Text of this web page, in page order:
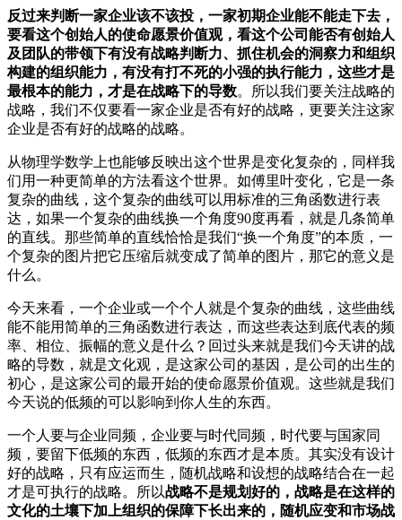
反过来判断一家企业该不该投，一家初期企业能不能走下去，
要看这个创始人的使命愿景价值观，看这个公司能否有创始人
及团队的带领下有没有战略判断力、抓住机会的洞察力和组织
构建的组织能力，有没有打不死的小强的执行能力，这些才是
最根本的能力，才是在战略下的导数。所以我们要关注战略的
战略，我们不仅要看一家企业是否有好的战略，更要关注这家
企业是否有好的战略的战略。
从物理学数学上也能够反映出这个世界是变化复杂的，同样我
们用一种更简单的方法看这个世界。如傅里叶变化，它是一条
复杂的曲线，这个复杂的曲线可以用标准的三角函数进行表
达，如果一个复杂的曲线换一个角度90度再看，就是几条简单
的直线。那些简单的直线恰恰是我们“换一个角度”的本质，一
个复杂的图片把它压缩后就变成了简单的图片，那它的意义是
什么。
今天来看，一个企业或一个个人就是个复杂的曲线，这些曲线
能不能用简单的三角函数进行表达，而这些表达到底代表的频
率、相位、振幅的意义是什么？回过头来就是我们今天讲的战
略的导数，就是文化观，是这家公司的基因，是公司的出生的
初心，是这家公司的最开始的使命愿景价值观。这些就是我们
今天说的低频的可以影响到你人生的东西。
一个人要与企业同频，企业要与时代同频，时代要与国家同
频，要留下低频的东西，低频的东西才是本质。其实没有设计
好的战略，只有应运而生，随机战略和设想的战略结合在一起
才是可执行的战略。所以战略不是规划好的，战略是在这样的
文化的土壤下加上组织的保障下长出来的，随机应变和市场战